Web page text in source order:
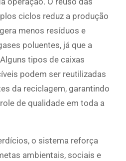
ciclos reduz a produção
menos resíduos e
poluentes, já que a
tipos de caixas
podem ser reutilizadas
da reciclagem, garantindo
de qualidade em toda a
o sistema reforça
ambientais, sociais e